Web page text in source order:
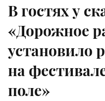
В гостях у
«Дорожное
установило
на
поле»